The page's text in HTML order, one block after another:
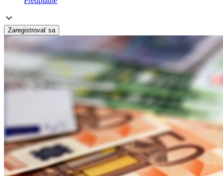
Zaregistrovať sa